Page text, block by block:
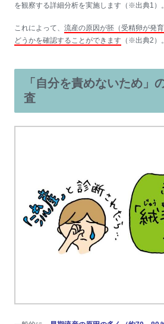
を観察する詳細分析を実施します（※出典1）。
これによって、 流産の原因が胚（受精卵が発
どうかを確認することができます （※出典2）。
「自分を責めないため」
査